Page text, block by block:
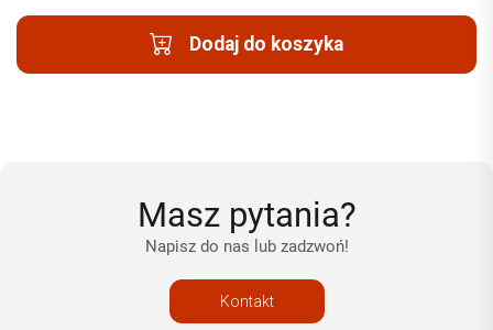
Dodaj do koszyka
Masz pytania?
Napisz do nas lub zadzwoń!
Kontakt